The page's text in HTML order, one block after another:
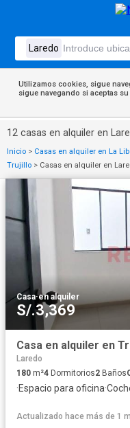
Utilizamos cookies, sigue
sigue navegando si aceptas
12 casas en alquiler en
Inicio > Casas en alquiler en La
Trujillo > Casas en alquiler en
Casa·en alquiler
S/.3,369
Casa en alquiler en
Laredo
180 m²4 Dormitorios2 Baños
·Espacio para oficina·
Actualizado hace más de 1